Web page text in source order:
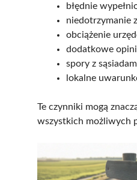
błędnie
niedotrzymanie
obciążenie
dodatkowe
spory z
lokalne
Te czynniki mogą
wszystkich możliwych